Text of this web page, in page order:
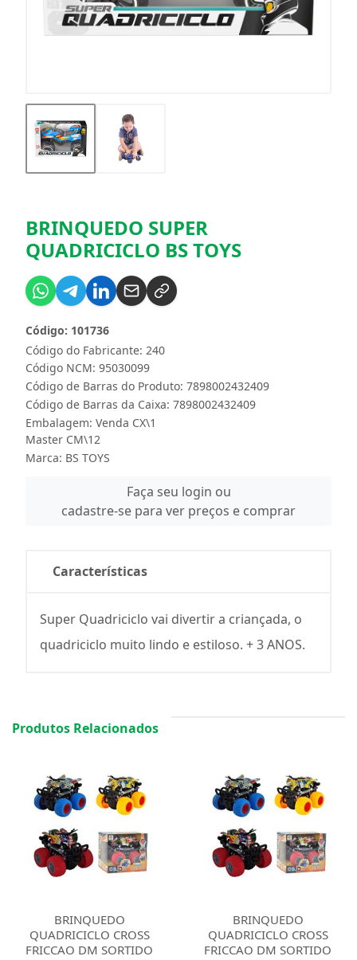
BRINQUEDO SUPER
QUADRICICLO BS TOYS
Código do Fabricante: 240
Código: 101736
Código NCM: 95030099
Código de Barras do Produto: 7898002432409
Código de Barras da Caixa: 7898002432409
Embalagem: Venda CX\1
Master CM\12
Marca: BS TOYS
Faça seu login ou
cadastre-se para ver preços e comprar
Características
Super Quadriciclo vai divertir a criançada, o
quadriciclo muito lindo e estiloso. + 3 ANOS.
Produtos Relacionados
BRINQUEDO
QUADRICICLO CROSS
FRICCAO DM SORTIDO
BRINQUEDO
QUADRICICLO CROSS
FRICCAO DM SORTIDO